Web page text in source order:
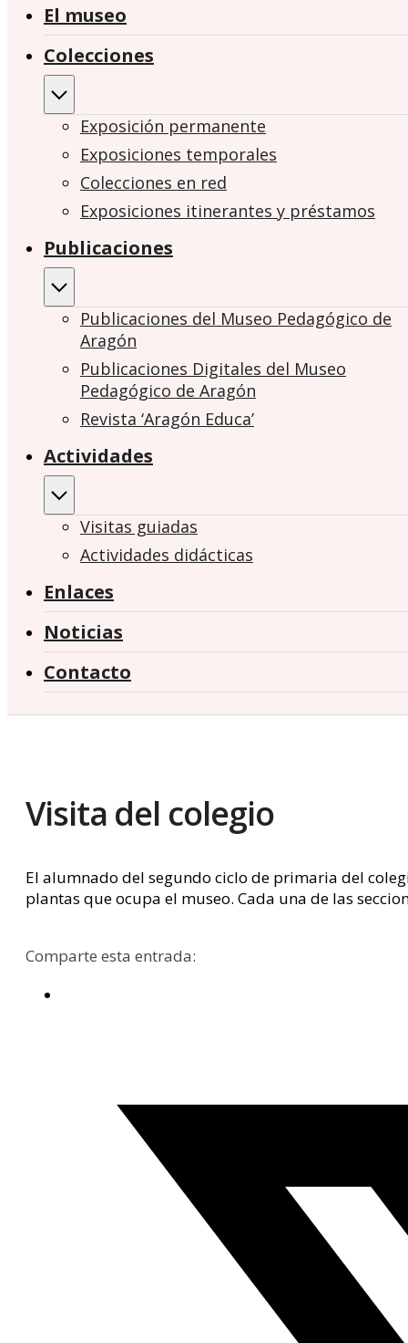
El museo
Colecciones
Exposición permanente
Exposiciones temporales
Colecciones en red
Exposiciones itinerantes y préstamos
Publicaciones
Publicaciones del Museo Pedagógico de
Aragón
Publicaciones Digitales del Museo
Pedagógico de Aragón
Revista ‘Aragón Educa’
Actividades
Visitas guiadas
Actividades didácticas
Enlaces
Noticias
Contacto
Visita del colegio
El alumnado del segundo ciclo de primaria del
plantas que ocupa el museo. Cada una de las
Comparte esta entrada: